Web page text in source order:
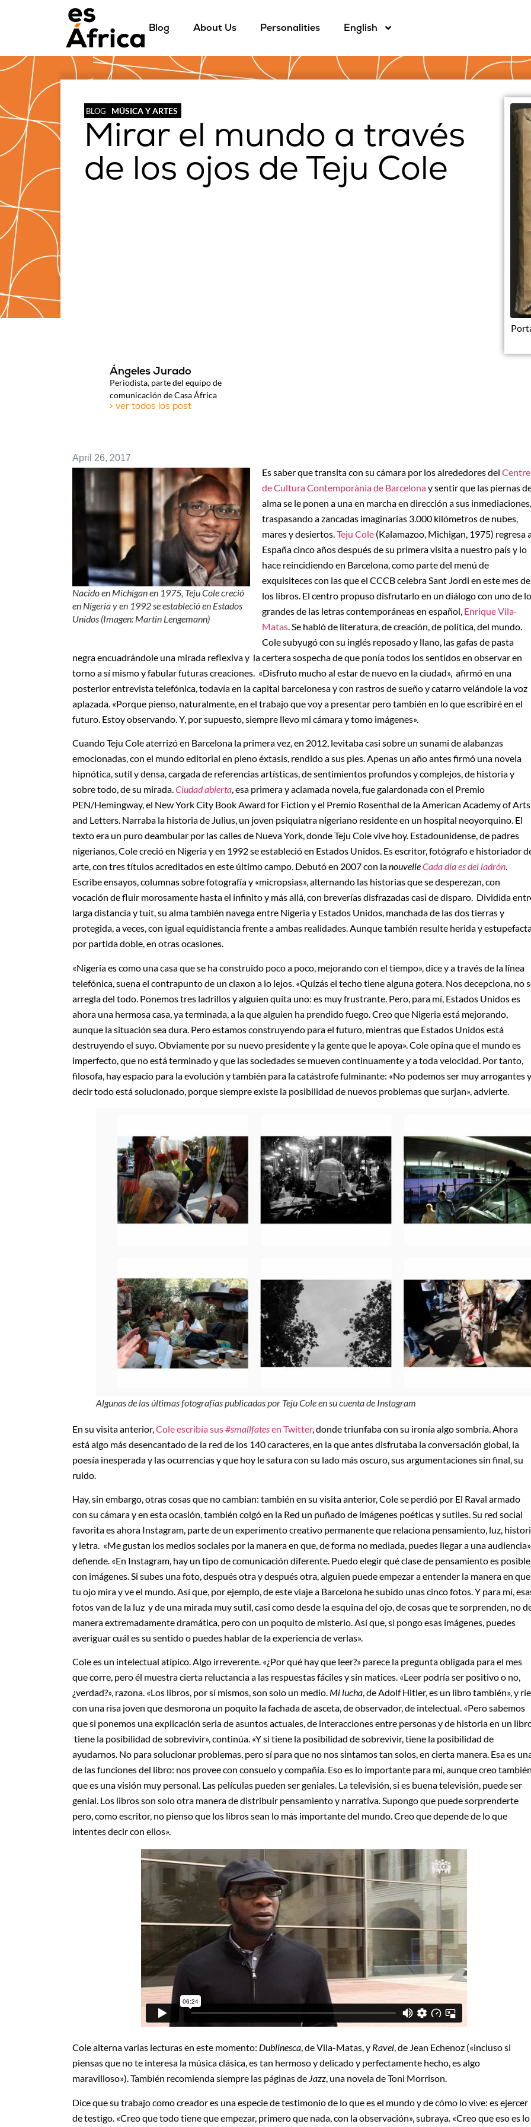
Blog About Us Personalities English
BLOG MÚSICA Y ARTES
Mirar el mundo a través
de los ojos de Teju Cole
Ángeles Jurado
Periodista, parte del equipo de
comunicación de Casa África
> ver todos los post
April 26, 2017
Nacido en Michigan en 1975, Teju Cole creció
en Nigeria y en 1992 se estableció en Estados
Unidos (Imagen: Martin Lengemann)
Es saber que transita con su cámara por los alrededores del Centre
de Cultura Contemporània de Barcelonay sentir que las piernas
alma se le ponen a una en marcha en dirección a sus inmediaciones,
traspasando a zancadas imaginarias 3.000 kilómetros de nubes,
mares y desiertos.Teju Cole (Kalamazoo, Michigan, 1975) regresa
España cinco años después de su primera visita a nuestro país y lo
hace reincidiendo en Barcelona, como parte del menú de
exquisiteces con las que el CCCB celebra Sant Jordi en este mes de
los libros. El centro propuso disfrutarlo en un diálogo con uno de
grandes de las letras contemporáneas en español, Enrique Vila-
Matas. Se habló de literatura, de creación, de política, del mundo.
Cole subyugó con su inglés reposado y llano, las gafas de pasta
negra encuadrándole una mirada reflexiva y la certera sospecha de que ponía todos los sentidos en observar en
torno a sí mismo y fabular futuras creaciones. «Disfruto mucho al estar de nuevo en la ciudad», afirmó en una
posterior entrevista telefónica, todavía en la capital barcelonesa y con rastros de sueño y catarro velándole la voz
aplazada. «Porque pienso, naturalmente, en el trabajo que voy a presentar pero también en lo que escribiré en el
futuro. Estoy observando. Y, por supuesto, siempre llevo mi cámara y tomo imágenes».
Cuando Teju Cole aterrizó en Barcelona la primera vez, en 2012, levitaba casi sobre un sunami de alabanzas
emocionadas, con el mundo editorial en pleno éxtasis, rendido a sus pies. Apenas un año antes firmó una novela
hipnótica, sutil y densa, cargada de referencias artísticas, de sentimientos profundos y complejos, de historia y
sobre todo, de su mirada.Ciudad abierta, esa primera y aclamada novela, fue galardonada con el Premio
PEN/Hemingway, el New York City Book Award for Fiction y el Premio Rosenthal de la American Academy of Arts
and Letters. Narraba la historia de Julius, un joven psiquiatra nigeriano residente en un hospital neoyorquino. El
texto era un puro deambular por las calles de Nueva York, donde Teju Cole vive hoy. Estadounidense, de padres
nigerianos, Cole creció en Nigeria y en 1992 se estableció en Estados Unidos. Es escritor, fotógrafo e historiador
arte, con tres títulos acreditados en este último campo. Debutó en 2007 con lanouvelleCada día es del ladrón.
Escribe ensayos, columnas sobre fotografía y «micropsias», alternando las historias que se desperezan, con
vocación de fluir morosamente hasta el infinito y más allá, con breverías disfrazadas casi de disparo. Dividida
larga distancia y tuit, su alma también navega entre Nigeria y Estados Unidos, manchada de las dos tierras y
protegida, a veces, con igual equidistancia frente a ambas realidades. Aunque también resulte herida y
por partida doble, en otras ocasiones.
«Nigeria es como una casa que se ha construido poco a poco, mejorando con el tiempo», dice y a través de la línea
telefónica, suena el contrapunto de un claxon a lo lejos. «Quizás el techo tiene alguna gotera. Nos decepciona, no
arregla del todo. Ponemos tres ladrillos y alguien quita uno: es muy frustrante. Pero, para mí, Estados Unidos es
ahora una hermosa casa, ya terminada, a la que alguien ha prendido fuego. Creo que Nigeria está mejorando,
aunque la situación sea dura. Pero estamos construyendo para el futuro, mientras que Estados Unidos está
destruyendo el suyo. Obviamente por su nuevo presidente y la gente que le apoya». Cole opina que el mundo es
imperfecto, que no está terminado y que las sociedades se mueven continuamente y a toda velocidad. Por tanto,
filosofa, hay espacio para la evolución y también para la catástrofe fulminante: «No podemos ser muy arrogantes y
decir todo está solucionado, porque siempre existe la posibilidad de nuevos problemas que surjan», advierte.
Algunas de las últimas fotografías publicadas por Teju Cole en su cuenta de Instagram
En su visita anterior, Cole escribía sus#smallfatesen Twitter, donde triunfaba con su ironía algo sombría. Ahora
está algo más desencantado de la red de los 140 caracteres, en la que antes disfrutaba la conversación global, la
poesía inesperada y las ocurrencias y que hoy le satura con su lado más oscuro, sus argumentaciones sin final, su
ruido.
Hay, sin embargo, otras cosas que no cambian: también en su visita anterior, Cole se perdió por El Raval armado
con su cámara y en esta ocasión, también colgó en la Red un puñado de imágenes poéticas y sutiles. Su red social
favorita es ahora Instagram, parte de un experimento creativo permanente que relaciona pensamiento, luz,
y letra. «Me gustan los medios sociales por la manera en que, de forma no mediada, puedes llegar a una
defiende. «En Instagram, hay un tipo de comunicación diferente. Puedo elegir qué clase de pensamiento es posible
con imágenes. Si subes una foto, después otra y después otra, alguien puede empezar a entender la manera en que
tu ojo mira y ve el mundo. Así que, por ejemplo, de este viaje a Barcelona he subido unas cinco fotos. Y para mí,
fotos van de la luz y de una mirada muy sutil, casi como desde la esquina del ojo, de cosas que te sorprenden, no
manera extremadamente dramática, pero con un poquito de misterio. Así que, si pongo esas imágenes, puedes
averiguar cuál es su sentido o puedes hablar de la experiencia de verlas».
Cole es un intelectual atípico. Algo irreverente. «¿Por qué hay que leer?» parece la pregunta obligada para el mes
que corre, pero él muestra cierta reluctancia a las respuestas fáciles y sin matices. «Leer podría ser positivo o no,
¿verdad?», razona. «Los libros, por sí mismos, son solo un medio. Mi lucha, de Adolf Hitler, es un libro también», y ríe
con una risa joven que desmorona un poquito la fachada de asceta, de observador, de intelectual. «Pero sabemos
que si ponemos una explicación seria de asuntos actuales, de interacciones entre personas y de historia en un
tiene la posibilidad de sobrevivir», continúa. «Y si tiene la posibilidad de sobrevivir, tiene la posibilidad de
ayudarnos. No para solucionar problemas, pero sí para que no nos sintamos tan solos, en cierta manera. Esa es
de las funciones del libro: nos provee con consuelo y compañía. Eso es lo importante para mí, aunque creo
que es una visión muy personal. Las películas pueden ser geniales. La televisión, si es buena televisión, puede ser
genial. Los libros son solo otra manera de distribuir pensamiento y narrativa. Supongo que puede sorprenderte
pero, como escritor, no pienso que los libros sean lo más importante del mundo. Creo que depende de lo que
intentes decir con ellos».
Cole alterna varias lecturas en este momento: Dublinesca, de Vila-Matas, y Ravel, de Jean Echenoz («incluso si
piensas que no te interesa la música clásica, es tan hermoso y delicado y perfectamente hecho, es algo
maravilloso»). También recomienda siempre las páginas de Jazz, una novela de Toni Morrison.
Dice que su trabajo como creador es una especie de testimonio de lo que es el mundo y de cómo lo vive: es ejercer
de testigo. «Creo que todo tiene que empezar, primero que nada, con la observación», subraya. «Creo que eso es lo